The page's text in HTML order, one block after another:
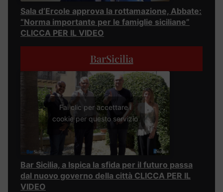
Sala d’Ercole approva la rottamazione, Abbate:
“Norma importante per le famiglie siciliane”
CLICCA PER IL VIDEO
BarSicilia
Fai clic per accettare i
cookie per questo servizio
Bar Sicilia, a Ispica la sfida per il futuro passa
dal nuovo governo della città CLICCA PER IL
VIDEO